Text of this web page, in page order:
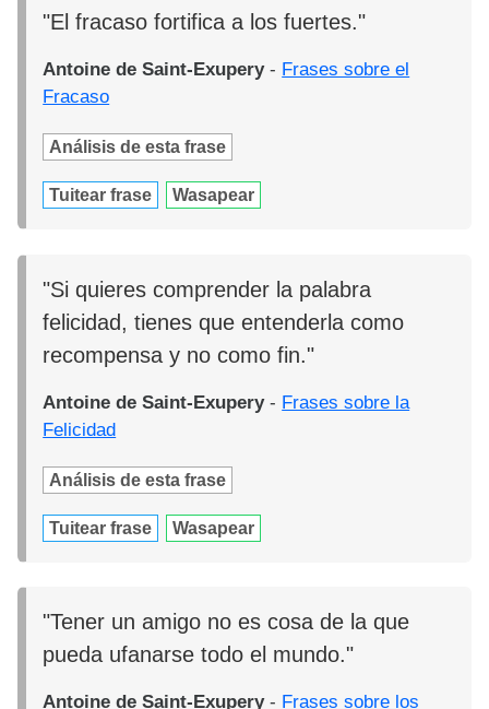
"El fracaso fortifica a los fuertes."
Antoine de Saint-Exupery- Frases sobre el
Fracaso
Análisis de esta frase
Tuitear frase Wasapear
"Si quieres comprender la palabra
felicidad, tienes que entenderla como
recompensa y no como fin."
Antoine de Saint-Exupery- Frases sobre la
Felicidad
Análisis de esta frase
Tuitear frase Wasapear
"Tener un amigo no es cosa de la que
pueda ufanarse todo el mundo."
Antoine de Saint-Exupery- Frases sobre los